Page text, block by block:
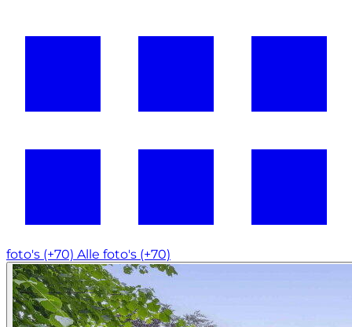
foto's (+70) Alle foto's (+70)